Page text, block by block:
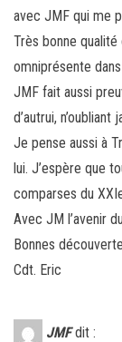
avec JMF qui me
Très bonne
omniprésente
JMF fait aussi
d’autrui,
Je pense aussi à
lui. J’espère que
comparses du
Avec JM l’avenir
Bonnes
Cdt. Eric
JMF dit :